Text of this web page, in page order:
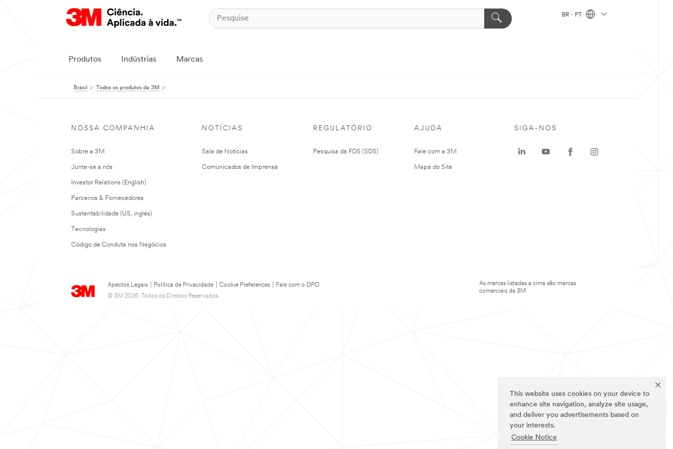
This website uses cookies on your device to
enhance site navigation, analyze site usage,
and deliver you advertisements based on
your interests.
Cookie Notice
BR - PT
Produtos Indústrias Marcas
Brasil Todos os produtos da 3M
NOSSA COMPANHIA
Sobre a 3M
Junte-se a nós
Investor Relations (English)
Parceiros & Fornecedores
Sustentabilidade (US, inglés)
Tecnologias
Código de Conduta nos Negócios
NOTÍCIAS
Sala de Notícias
Comunicados de Imprensa
REGULATÓRIO
Pesquisa da FDS (SDS)
AJUDA
Fale com a 3M
Mapa do Site
Apectos Legais Política de Privacidade Cookie Preferences
Fale com o DPO
© 3M 2026. Todos os Direitos Reservados.
SIGA-NOS
As marcas listadas a cima são marcas
comerciais da 3M.